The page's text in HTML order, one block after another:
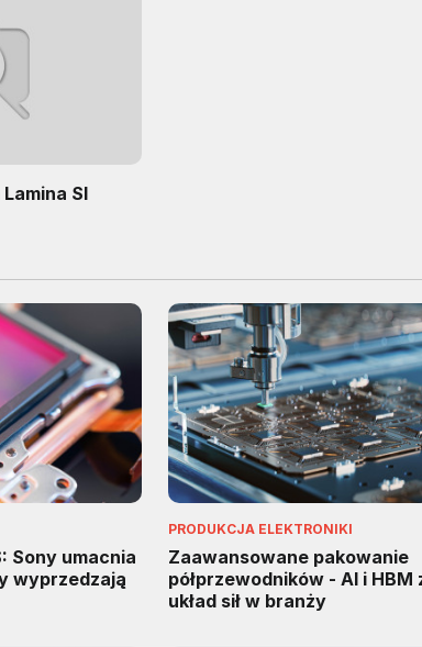
SI
Sony umacnia
wyprzedzają
PRODUKCJA ELEKTRONIKI
Zaawansowane pakowanie
półprzewodników - AI i HBM
układ sił w branży